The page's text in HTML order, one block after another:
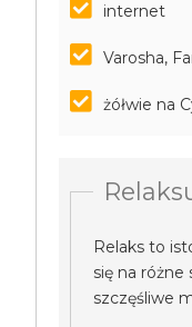
internet
Varosha,
żółwie na
Relaks to
się na różne
szczęśliwe